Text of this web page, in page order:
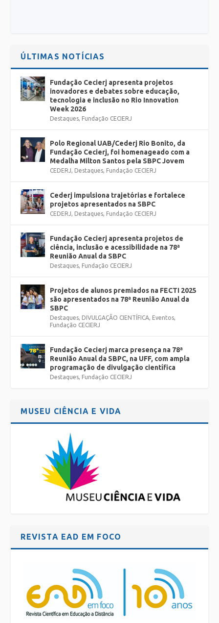
ÚLTIMAS NOTÍCIAS
Fundação Cecierj apresenta projetos
inovadores e debates sobre educação,
tecnologia e inclusão no Rio Innovation
Week 2026
Destaques, Fundação CECIERJ
Polo Regional UAB/Cederj Rio Bonito, da
Fundação Cecierj, foi homenageado com a
Medalha Milton Santos pela SBPC Jovem
CEDERJ, Destaques, Fundação CECIERJ
Cederj impulsiona trajetórias e fortalece
projetos apresentados na SBPC
CEDERJ, Destaques, Fundação CECIERJ
Fundação Cecierj apresenta projetos de
ciência, inclusão e acessibilidade na 78ª
Reunião Anual da SBPC
Destaques, Fundação CECIERJ
Projetos de alunos premiados na FECTI 2025
são apresentados na 78ª Reunião Anual da
SBPC
Destaques, DIVULGAÇÃO CIENTÍFICA, Eventos,
Fundação CECIERJ
Fundação Cecierj marca presença na 78ª
Reunião Anual da SBPC, na UFF, com ampla
programação de divulgação científica
Destaques, Fundação CECIERJ
MUSEU CIÊNCIA E VIDA
REVISTA EAD EM FOCO